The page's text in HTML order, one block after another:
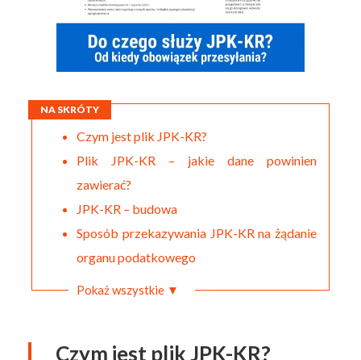
NA SKRÓTY
Czym jest plik JPK-KR?
Plik JPK-KR – jakie dane powinien
zawierać?
JPK-KR – budowa
Sposób przekazywania JPK-KR na żądanie
organu podatkowego
Pokaż wszystkie ▼
Czym jest plik JPK-KR?